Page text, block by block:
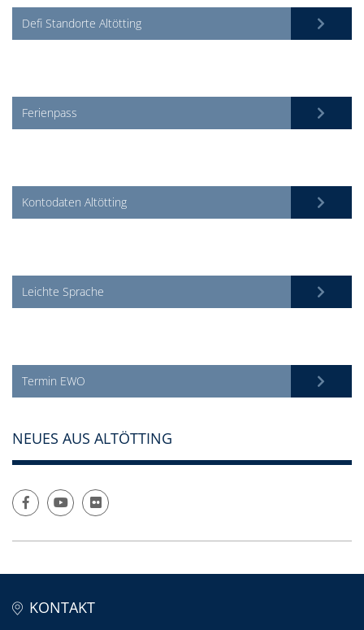
Defi Standorte Altötting
Ferienpass
Kontodaten Altötting
Leichte Sprache
Termin EWO
NEUES AUS ALTÖTTING
KONTAKT